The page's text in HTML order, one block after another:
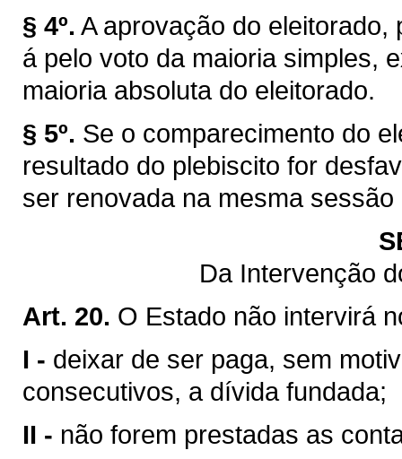
§ 4º. A aprovação do eleitorado,
á pelo voto da maioria simples,
maioria absoluta do eleitorado.
§ 5º. Se o comparecimento do
resultado do plebiscito for
ser renovada na mesma sessão
Da Intervenção
Art. 20. O Estado não intervirá
I - deixar de ser paga, sem
consecutivos, a dívida fundada;
II - não forem prestadas as